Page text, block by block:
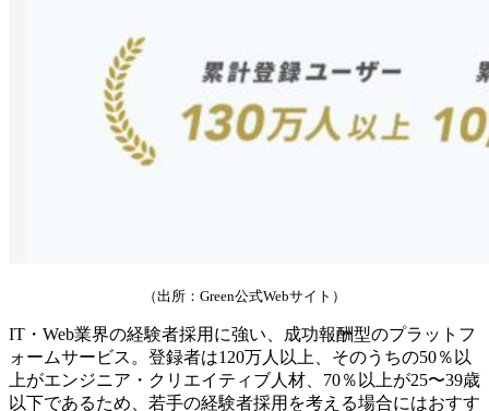
（出所：Green公式Webサイト）
IT・Web業界の経験者採用に強い、成功報酬型のプラットフ
ォームサービス。登録者は120万人以上、そのうちの50％以
上がエンジニア・クリエイティブ人材、70％以上が25〜39歳
以下であるため、若手の経験者採用を考える場合にはおすす